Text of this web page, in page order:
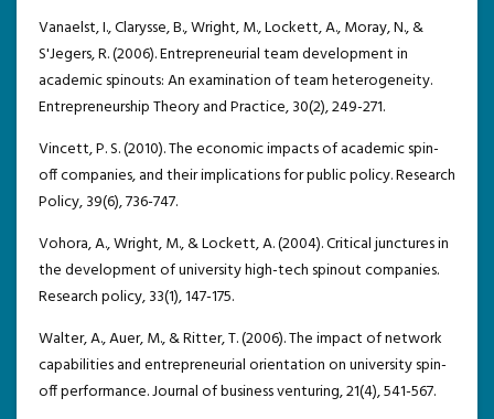
Vanaelst, I., Clarysse, B., Wright, M., Lockett, A., Moray, N., &
S'Jegers, R. (2006). Entrepreneurial team development in
academic spinouts: An examination of team heterogeneity.
Entrepreneurship Theory and Practice, 30(2), 249-271.
Vincett, P. S. (2010). The economic impacts of academic spin-
off companies, and their implications for public policy. Research
Policy, 39(6), 736-747.
Vohora, A., Wright, M., & Lockett, A. (2004). Critical junctures in
the development of university high-tech spinout companies.
Research policy, 33(1), 147-175.
Walter, A., Auer, M., & Ritter, T. (2006). The impact of network
capabilities and entrepreneurial orientation on university spin-
off performance. Journal of business venturing, 21(4), 541-567.